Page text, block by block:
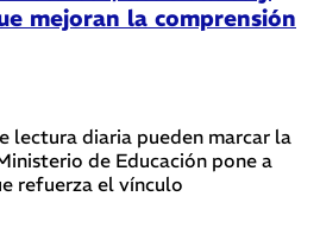
mejoran la comprensión
lectura diaria pueden marcar la
de Educación pone a
refuerza el vínculo